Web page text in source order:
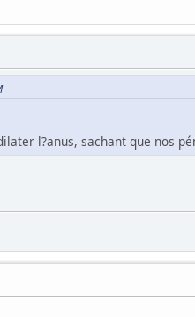
l?anus, sachant que nos